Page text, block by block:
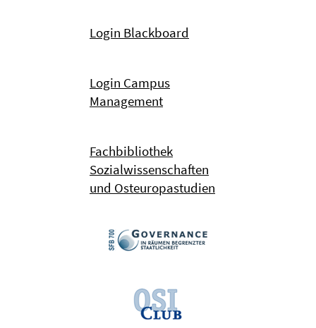
Login Blackboard
Login Campus
Management
Fachbibliothek
Sozialwissenschaften
und Osteuropastudien